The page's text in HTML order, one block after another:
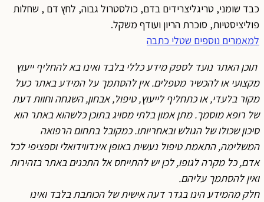
כבד שומני, טריגליצרידים בדם, כולסטרול גבוה, לחץ דם , שחלות
פוליציסטיות, סוכרת הריון ועודף משקל.
למאמרים נוספים שטלי כתבה
תוכן האתר נועד לספק מידע כללי בלבד ואינו בא להחליף ייעוץ
מקצועי או להכשיר מטפלים. אין להסתמך על המידע באתר כעל
מקור בלעדי, או כתחליף לייעוץ, טיפול, אבחון, השגחה וחוות דעת
של רופא מוסמך. מתן אמון בלתי מסויג בתוכן כלשהוא באתר הוא
סיכון שכולו של הגולש ובאחריותו. כמקובל בתחום הרפואה
המשלימה, התאמת טיפול נעשית באופן אינדווידואלי וספציפי לכל
אדם, כל מקרה לגופו, לכן יש להתייחס אל התכנים באתר בזהירות
ואין להסתמך עליהם.
חלק מהמידע הינו בגדר דעה אישית של הכותבת בלבד ואינו